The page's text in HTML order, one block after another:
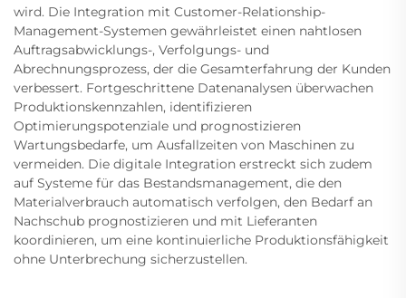
wird. Die Integration mit Customer-Relationship-
Management-Systemen gewährleistet einen nahtlosen
Auftragsabwicklungs-, Verfolgungs- und
Abrechnungsprozess, der die Gesamterfahrung der Kunden
verbessert. Fortgeschrittene Datenanalysen überwachen
Produktionskennzahlen, identifizieren
Optimierungspotenziale und prognostizieren
Wartungsbedarfe, um Ausfallzeiten von Maschinen zu
vermeiden. Die digitale Integration erstreckt sich zudem
auf Systeme für das Bestandsmanagement, die den
Materialverbrauch automatisch verfolgen, den Bedarf an
Nachschub prognostizieren und mit Lieferanten
koordinieren, um eine kontinuierliche Produktionsfähigkeit
ohne Unterbrechung sicherzustellen.